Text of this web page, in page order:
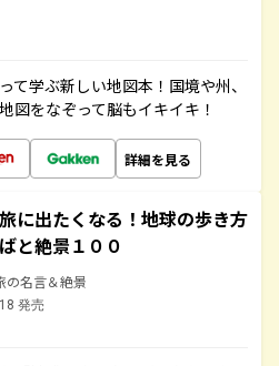
て学ぶ新しい地図本！国境や州、
図をなぞって脳もイキイキ！
詳細を見る
に出たくなる！地球の歩き方
と絶景１００
の名言＆絶景
発売